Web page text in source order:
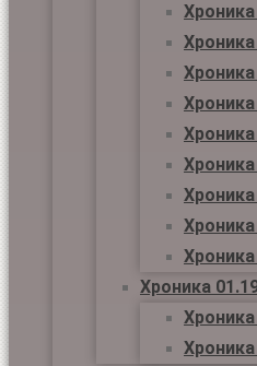
Хроника
Хроника
Хроника
Хроника
Хроника
Хроника
Хроника
Хроника
Хроника
Хроника